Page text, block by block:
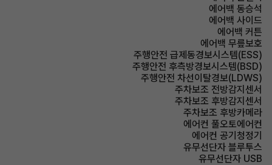
에어백 동승석
에어백 사이드
에어백 커튼
에어백 무릎보호
주행안전 급제동경보시스템(ESS)
주행안전 후측방경보시스템(BSD)
주행안전 차선이탈경보(LDWS)
주차보조 전방감지센서
주차보조 후방감지센서
주차보조 후방카메라
에어컨 풀오토에어컨
에어컨 공기청정기
유무선단자 블루투스
유무선단자 USB